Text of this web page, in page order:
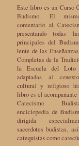
Este libro es un Curso
Budismo. El
comentario al
presentando todas
principales del
lente de las
Completas de la
la Escuela del Loto
adaptadas al
cultural y religioso
libro es el
Catecismo
enciclopedia de
dirigida
sacerdotes budistas,
catequistas como